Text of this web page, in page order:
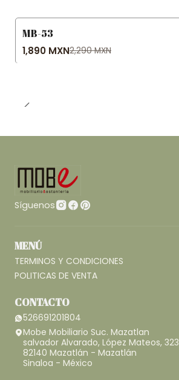
-17% OFF
MB-53
1,890 MXN2,290 MXN
Síguenos
MENÚ
TERMINOS Y CONDICIONES
POLITICAS DE VENTA
CONTACTO
526691201804
Mobe Mobiliario Suc. Mazatlan
salvador Alvarado, López Mateos, 323
82140 Mazatlán - Mazatlán
Sinaloa - México